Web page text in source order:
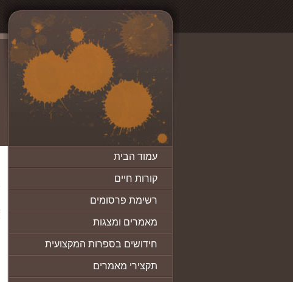
עמוד הבית
קורות חיים
רשימת פרסומים
מאמרים ומצגות
חידושים בספרות המקצועית
תקצירי מאמרים